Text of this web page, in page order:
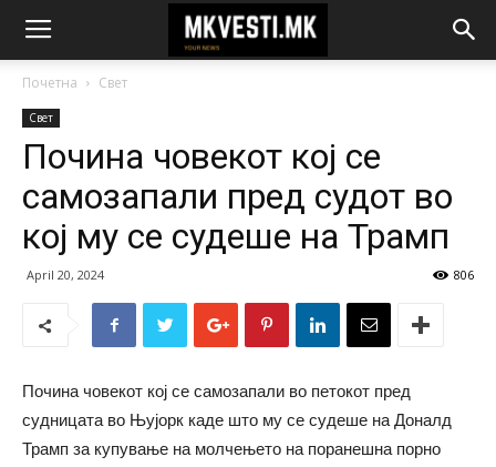
Почетна Свет
Свет
Почина човекот кој се
самозапали пред судот во
кој му се судеше на Трамп
April 20, 2024 806
Почина човекот кој се самозапали во петокот пред
судницата во Њујорк каде што му се судеше на Доналд
Трамп за купување на молчењето на поранешна порно